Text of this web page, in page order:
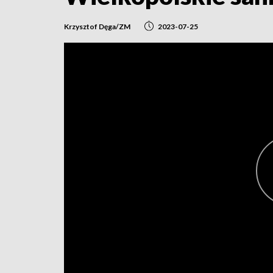
Krzysztof Dęga/ZM 2023-07-25